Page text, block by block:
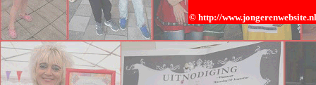
© http://